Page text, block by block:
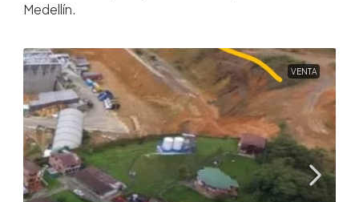
OPORTUNIDADES DE INVERSIÓN
Medellín.
VENTA